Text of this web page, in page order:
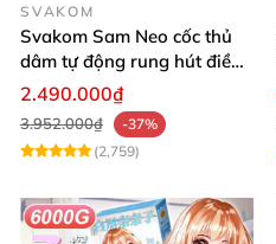
SVAKOM
Svakom Sam Neo cốc thủ
dâm tự động rung hút điều
khiển app từ xa cao cấp
2.490.000₫
3.952.000₫
-37%
(2,759)